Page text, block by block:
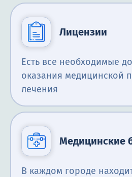
Лицензии
Есть все необходимые
оказания медицинской
лечения
Медицинские
В каждом городе